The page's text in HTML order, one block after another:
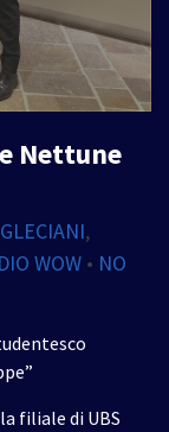
Nettune
,
WOW • NO
filiale di UBS